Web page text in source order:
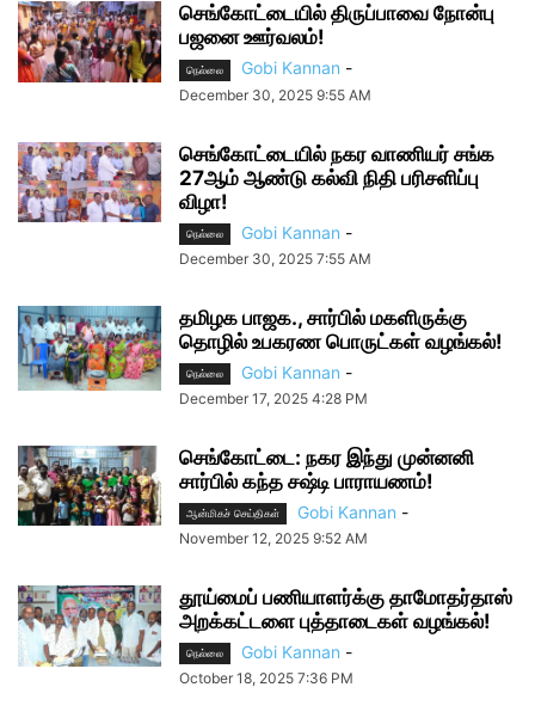
செங்கோட்டையில் திருப்பாவை நோன்பு
பஜனை ஊர்வலம்!
நெல்லை Gobi Kannan -
December 30, 2025 9:55 AM
செங்கோட்டையில் நகர வாணியர் சங்க
27ஆம் ஆண்டு கல்வி நிதி பரிசளிப்பு
விழா!
நெல்லை Gobi Kannan -
December 30, 2025 7:55 AM
தமிழக பாஜக., சார்பில் மகளிருக்கு
தொழில் உபகரண பொருட்கள் வழங்கல்!
நெல்லை Gobi Kannan -
December 17, 2025 4:28 PM
செங்கோட்டை: நகர இந்து முன்னனி
சார்பில் கந்த சஷ்டி பாராயணம்!
ஆன்மிகச் செய்திகள் Gobi Kannan -
November 12, 2025 9:52 AM
தூய்மைப் பணியாளர்க்கு தாமோதர்தாஸ்
அறக்கட்டளை புத்தாடைகள் வழங்கல்!
நெல்லை Gobi Kannan -
October 18, 2025 7:36 PM